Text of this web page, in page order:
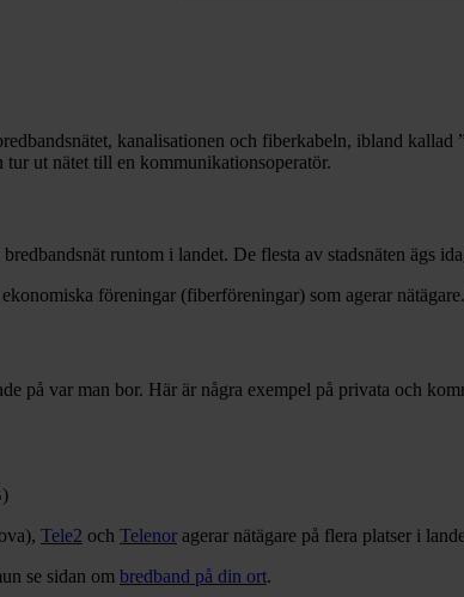
kanalisationen och fiberkabeln, ibland
tur ut nätet till en kommunikationsoperatör.
runtom i landet. De flesta av stadsnäten ägs
föreningar (fiberföreningar) som agerar
på var man bor. Här är några exempel på privata och
Tele2 och Telenor agerar nätägare på flera platser i
se sidan om bredband på din ort.